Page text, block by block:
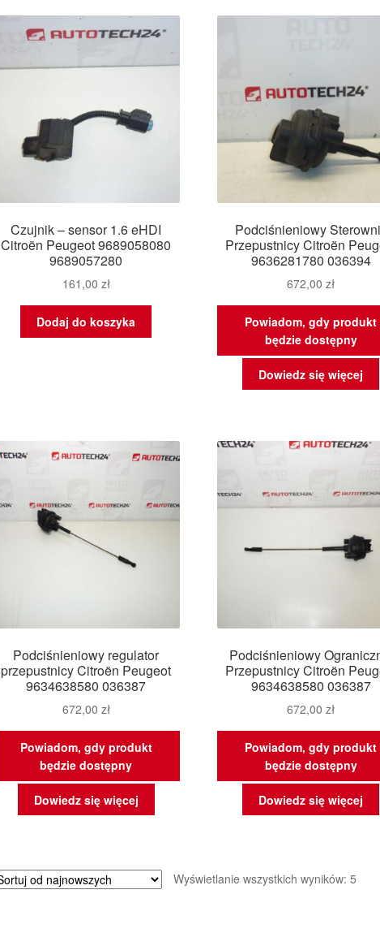
Czujnik – sensor 1.6 eHDI
Citroën Peugeot 9689058080
9689057280
161,00 zł
Dodaj do koszyka
Podciśnieniowy
Przepustnicy Citroën
9636281780 036394
672,00zł
Powiadom, gdy produkt
będzie dostępny
Dowiedz się więcej
Podciśnieniowy regulator
przepustnicy Citroën Peugeot
9634638580 036387
672,00 zł
Powiadom, gdy produkt
będzie dostępny
Dowiedz się więcej
Podciśnieniowy
Przepustnicy Citroën
9634638580 036387
672,00zł
Powiadom, gdy produkt
będzie dostępny
Dowiedz się więcej
Wyświetlanie wszystkich wyników: 5